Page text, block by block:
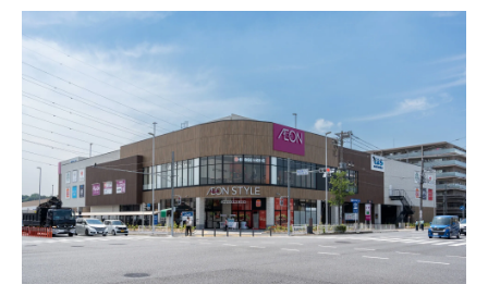
食後のデンタルケアに役立つアイテム紹介
日吉駅で手に入る虫歯予防に役立つデンタルケ
ア
日吉駅周辺のおすすめデンタルケア製品
手軽に購入できる虫歯予防グッズ
地元の店舗で買える人気のフッ素製品
虫歯予防に最適なデンタルケアセット
新商品紹介：日吉駅エリアで手に入る最新